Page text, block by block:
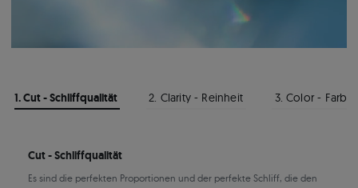
1. Cut - Schliffqualität 2. Clarity - Reinheit 3. Color - Farbe
Cut - Schliffqualität
Es sind die perfekten Proportionen und der perfekte Schliff, die den